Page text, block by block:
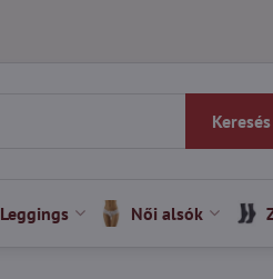
Keresés
Leggings Női alsók